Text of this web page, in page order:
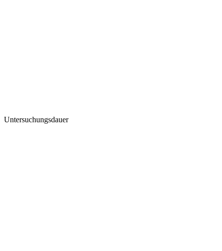
Untersuchungsdauer